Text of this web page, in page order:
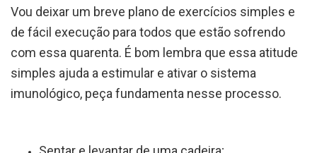
Vou deixar um breve plano de exercícios simples e
de fácil execução para todos que estão sofrendo
com essa quarenta. É bom lembra que essa atitude
simples ajuda a estimular e ativar o sistema
imunológico, peça fundamenta nesse processo.